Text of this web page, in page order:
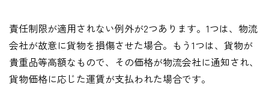
責任制限が適用されない例外が2つあります。 1つは、物流
会社が故意に貨物を損傷させた場合。もう 1つは、貨物が
貴重品等高額なもので、その価格が物流会社に通知され、
貨物価格に応じた運賃が支払われた場合です。